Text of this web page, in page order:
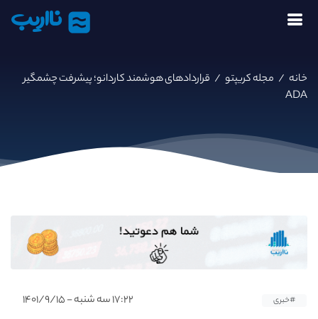
نااریب
خانه / مجله کریپتو / قراردادهای هوشمند کاردانو؛ پیشرفت چشمگیر
ADA
#خبری ۱۷:۲۲ سه شنبه - ۱۴۰۱/۹/۱۵